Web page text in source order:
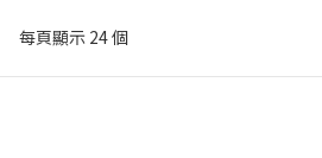
每頁顯示 24 個